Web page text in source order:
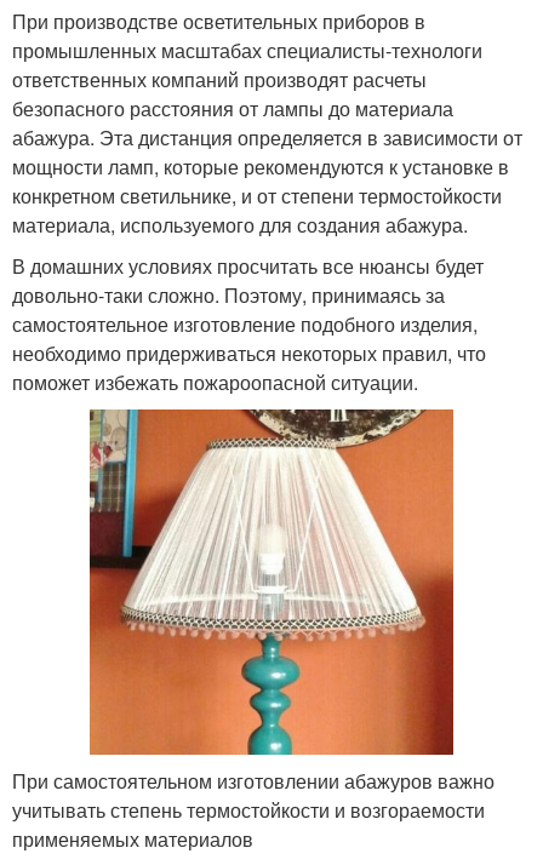
При производстве осветительных приборов в
промышленных масштабах специалисты-технологи
ответственных компаний производят расчеты
безопасного расстояния от лампы до материала
абажура. Эта дистанция определяется в зависимости от
мощности ламп, которые рекомендуются к установке в
конкретном светильнике, и от степени термостойкости
материала, используемого для создания абажура.
В домашних условиях просчитать все нюансы будет
довольно-таки сложно. Поэтому, принимаясь за
самостоятельное изготовление подобного изделия,
необходимо придерживаться некоторых правил, что
поможет избежать пожароопасной ситуации.
При самостоятельном изготовлении абажуров важно
учитывать степень термостойкости и возгораемости
применяемых материалов